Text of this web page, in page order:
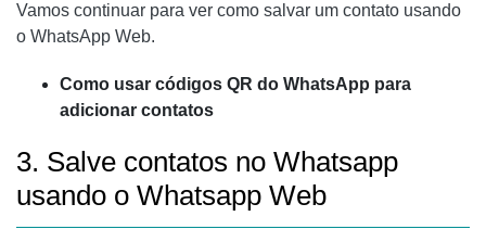
Vamos continuar para ver como salvar um contato usando
o WhatsApp Web.
Como usar códigos QR do WhatsApp para
adicionar contatos
3. Salve contatos no Whatsapp
usando o Whatsapp Web